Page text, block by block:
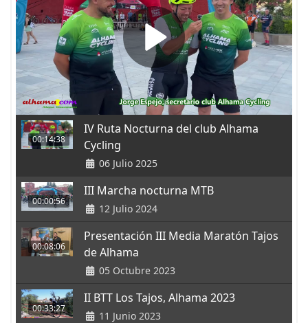
00:14:38
IV Ruta Nocturna del club Alhama
Cycling
06 Julio 2025
00:00:56
III Marcha nocturna MTB
12 Julio 2024
00:08:06
Presentación III Media Maratón Tajos
de Alhama
05 Octubre 2023
00:33:27
II BTT Los Tajos, Alhama 2023
11 Junio 2023